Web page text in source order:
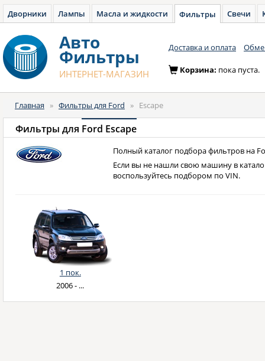
Дворники Лампы Масла и жидкости Фильтры Свечи
Авто
Фильтры
ИНТЕРНЕТ-МАГАЗИН
Доставка и оплата
Корзина: пока пуста.
Главная » Фильтры для Ford » Escape
Фильтры для Ford Escape
Полный каталог подбора фильтров на
Если вы не нашли свою машину в
воспользуйтесь подбором по VIN.
1 пок.
2006 - ...